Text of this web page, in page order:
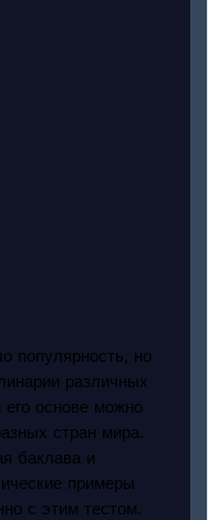
популярность, но
различных
основе можно
стран мира.
баклава и
примеры
с этим тестом.